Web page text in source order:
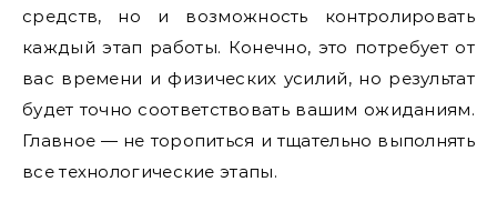
средств, но и возможность контролировать
каждый этап работы. Конечно, это потребует от
вас времени и физических усилий, но результат
будет точно соответствовать вашим ожиданиям.
Главное — не торопиться и тщательно выполнять
все технологические этапы.